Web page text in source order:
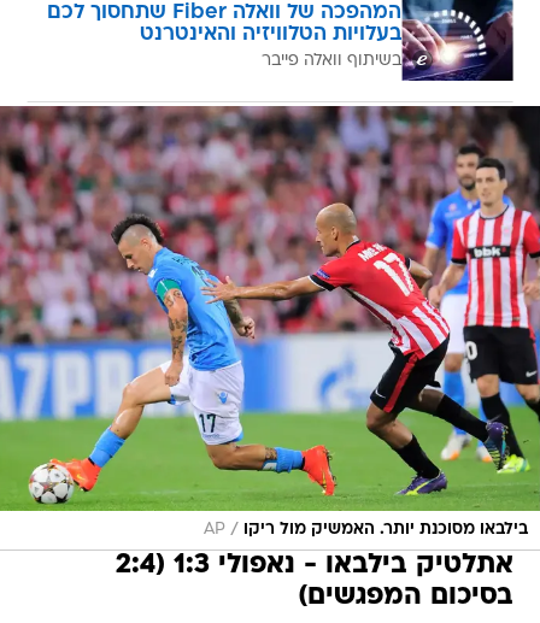
המהפכה של וואלה Fiber שתחסוך לכם
בעלויות הטלוויזיה והאינטרנט
בשיתוף וואלה פייבר
בילבאו מסוכנת יותר. האמשיק מול ריקו /
AP
אתלטיק בילבאו - נאפולי 1:3 (2:4
בסיכום המפגשים)